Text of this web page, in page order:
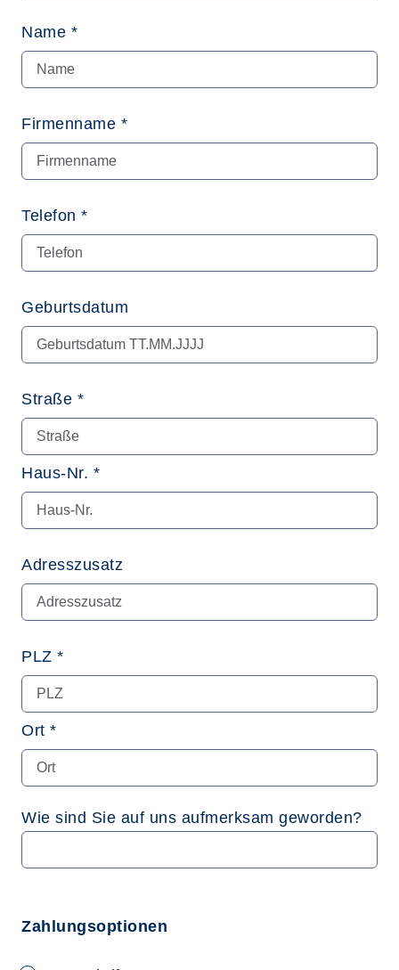
Name *
Firmenname *
Telefon *
Geburtsdatum
Straße *
Haus-Nr. *
Adresszusatz
PLZ *
Ort *
Wie sind Sie auf uns aufmerksam geworden?
Zahlungsoptionen